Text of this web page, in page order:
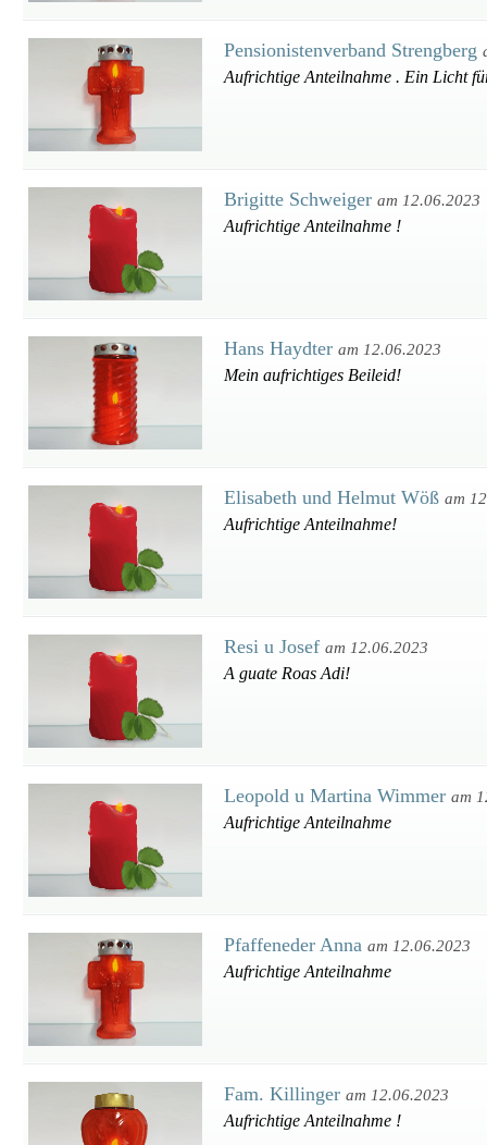
Pensionistenverband Strengberg
Aufrichtige Anteilnahme . Ein Licht
Brigitte Schweiger am 12.06.2023
Aufrichtige Anteilnahme !
Hans Haydter am 12.06.2023
Mein aufrichtiges Beileid!
Elisabeth und Helmut Wöß am
Aufrichtige Anteilnahme!
Resi u Josef am 12.06.2023
A guate Roas Adi!
Leopold u Martina Wimmer am
Aufrichtige Anteilnahme
Pfaffeneder Anna am 12.06.2023
Aufrichtige Anteilnahme
Fam. Killinger am 12.06.2023
Aufrichtige Anteilnahme !